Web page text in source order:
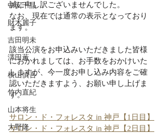
中安千晶
財木麗子
吉田明未
澤田薫
横山慎吾
竹内直紀
山本将生
大野隆
誠に申し訳ございませんでした。
なお、現在では通常の表示となっており
ます。
該当公演をお申込みいただきました皆様
におかれましては、お手数をおかけいた
しますが、今一度お申し込み内容をご確
認いただきますよう、お願い申し上げま
す。
サロン・ド・フォレスタ in 神戸【1日目】
サロン・ド・フォレスタ in 神戸【2日目】